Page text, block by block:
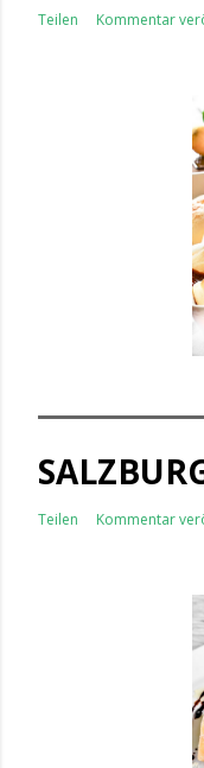
Teilen Kommentar
Teilen Kommentar